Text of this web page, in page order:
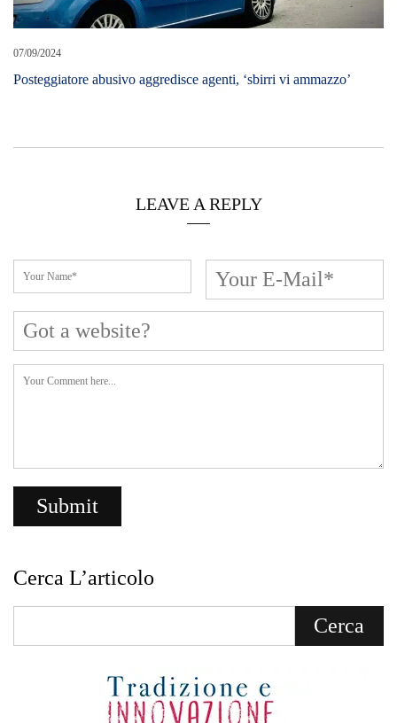
07/09/2024
Posteggiatore abusivo aggredisce agenti, ‘sbirri vi ammazzo’
LEAVE A REPLY
Cerca L’articolo